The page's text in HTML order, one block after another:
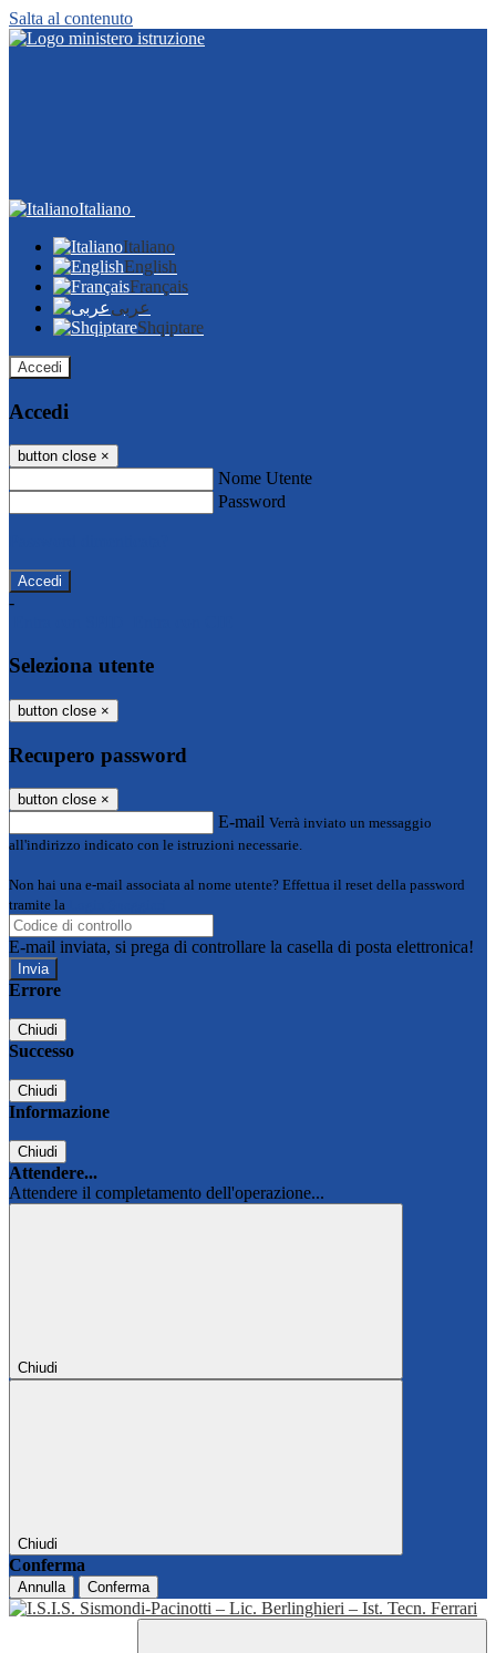
Salta al contenuto
Italiano
Italiano
English
Français
عربى
Shqiptare
Accedi
Accedi
button close ×
Nome Utente
Password
-
Seleziona utente
button close ×
Recupero password
button close ×
E-mail Verrà inviato un messaggio
all'indirizzo indicato con le istruzioni necessarie.
Non hai una e-mail associata al nome utente? Effettua il reset della password
tramite la
E-mail inviata, si prega di controllare la casella di posta elettronica!
Errore
Chiudi
Successo
Chiudi
Informazione
Chiudi
Attendere...
Attendere il completamento dell'operazione...
Chiudi
Chiudi
Conferma
Annulla Conferma